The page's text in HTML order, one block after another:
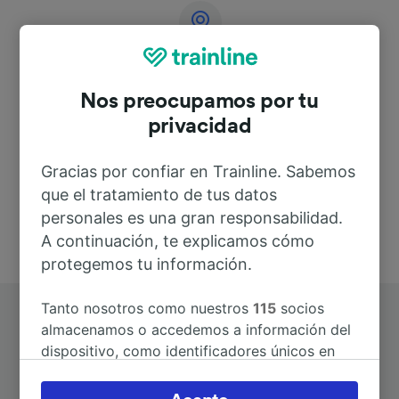
Dirección
26010 Capralba
Nos preocupamos por tu
privacidad
Gracias por confiar en Trainline. Sabemos
que el tratamiento de tus datos
personales es una gran responsabilidad.
A continuación, te explicamos cómo
protegemos tu información.
Tanto nosotros como nuestros115 socios
almacenamos o accedemos a información del
dispositivo, como identificadores únicos en
Puedes aceptar o administrar tus preferencias